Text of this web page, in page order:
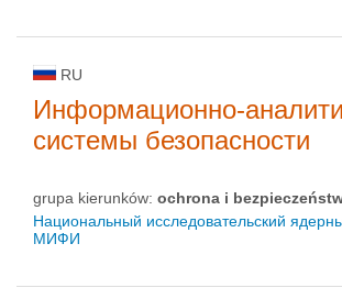
RU
Информационно-
системы безопасности
grupa kierunków: ochrona i
Национальный исследовательский
МИФИ